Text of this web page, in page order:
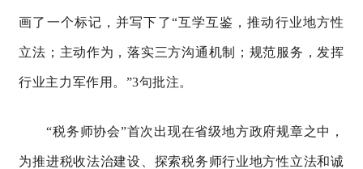
画了一个标记，并写下了“互学互鉴 ，推动行业地方性
立法 ； 主动作为 ，落实三方沟通机制 ； 规范服务 ， 发挥
行业主力军作用 。 ”3句批注。
“税务师协会”首次出现在省级地方政府规章之中，
为推进税收法治建设、 探索税务师行业地方性立法和诚